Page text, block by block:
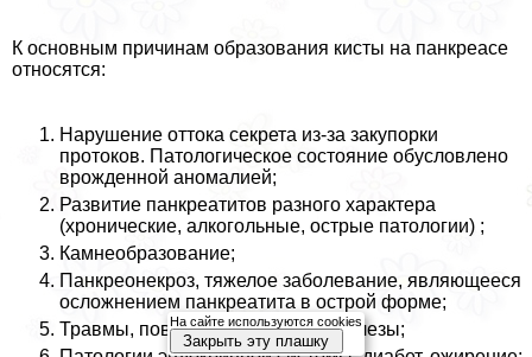
К основным причинам образования кисты на панкреасе
относятся:
Нарушение оттока секрета из-за закупорки
протоков. Патологическое состояние обусловлено
врожденной аномалией;
Развитие панкреатитов разного хаpaктера
(хронические, алкогольные, острые патологии) ;
Камнеобразование;
Панкреонекроз, тяжелое заболевание, являющееся
осложнением панкреатита в острой форме;
Травмы, повреждения, ушибы железы;
На сайте используются cookies
Закрыть эту плашку